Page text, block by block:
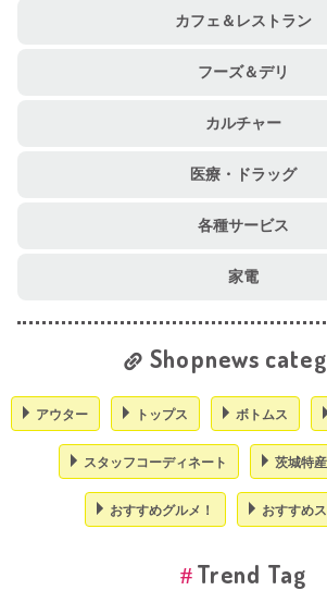
カフェ＆レストラン
フーズ＆デリ
カルチャー
医療・ドラッグ
各種サービス
家電
Shopnews
アウター トップス ボトムス
スタッフコーディネート 茨城特
おすすめグルメ！ おすすめ
Trend Tag